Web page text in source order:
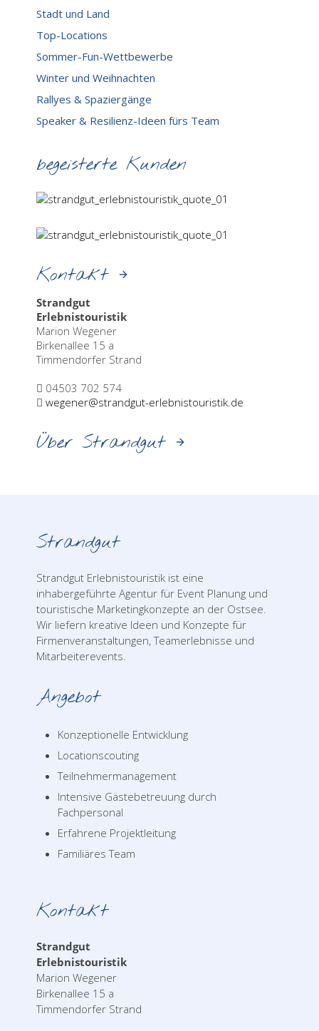
Stadt und Land
Top-Locations
Sommer-Fun-Wettbewerbe
Winter und Weihnachten
Rallyes & Spaziergänge
Speaker & Resilienz-Ideen fürs Team
begeisterte Kunden
Kontakt
Strandgut
Erlebnistouristik
Marion Wegener
Birkenallee 15 a
Timmendorfer Strand
04503 702 574
wegener@strandgut-erlebnistouristik.de
Über Strandgut
Strandgut
Strandgut Erlebnistouristik ist eine
inhabergeführte Agentur für Event Planung und
touristische Marketingkonzepte an der Ostsee.
Wir liefern kreative Ideen und Konzepte für
Firmenveranstaltungen, Teamerlebnisse und
Mitarbeiterevents.
Angebot
Konzeptionelle Entwicklung
Locationscouting
Teilnehmermanagement
Intensive Gästebetreuung durch
Fachpersonal
Erfahrene Projektleitung
Familiäres Team
Kontakt
Strandgut
Erlebnistouristik
Marion Wegener
Birkenallee 15 a
Timmendorfer Strand